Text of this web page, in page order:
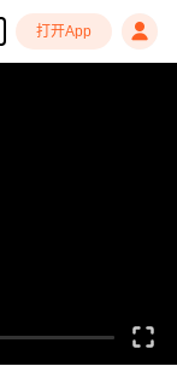
打开App